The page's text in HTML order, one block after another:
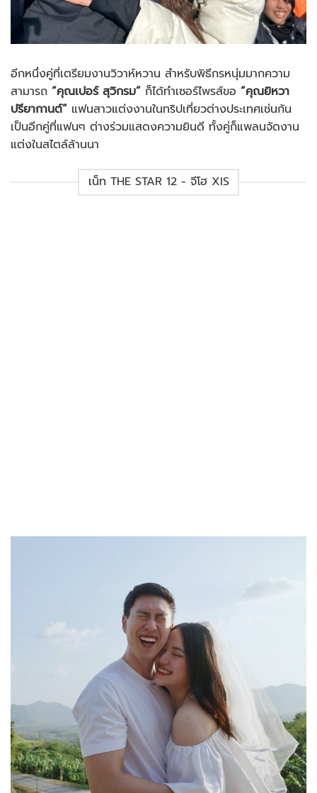
อีกหนึ่งคู่ที่เตรียมงานวิวาห์หวาน สำหรับพิธีกรหนุ่มมากความ
สามารถ “คุณเปอร์ สุวิกรม” ก็ได้ทำเซอร์ไพรส์ขอ “คุณยิหวา
ปรียากานต์” แฟนสาวแต่งงานในทริปเที่ยวต่างประเทศเช่นกัน
เป็นอีกคู่ที่แฟนๆ ต่างร่วมแสดงความยินดี ทั้งคู่ก็แพลนจัดงาน
แต่งในสไตล์ล้านนา
เน็ท THE STAR 12 - จีโฮ XIS